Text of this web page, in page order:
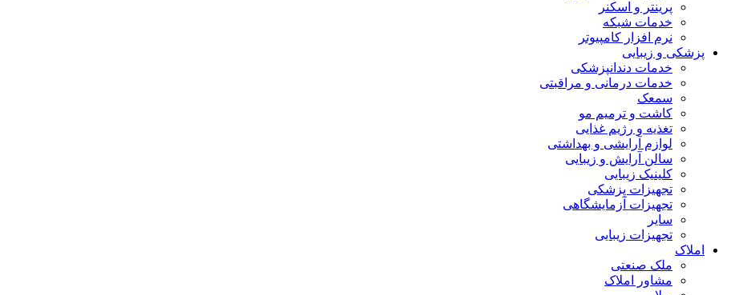
پرینتر و اسکنر
خدمات شبکه
نرم افزار کامپیوتر
پزشکی و زیبایی
خدمات دندانپزشکی
خدمات درمانی و مراقبتی
سمعک
کاشت و ترمیم مو
تغذیه و رژیم غذایی
لوازم آرایشی و بهداشتی
سالن آرایش و زیبایی
کلینیک زیبایی
تجهیزات پزشکی
تجهیزات آزمایشگاهی
سایر
تجهیزات زیبایی
املاک
ملک صنعتی
مشاور املاک